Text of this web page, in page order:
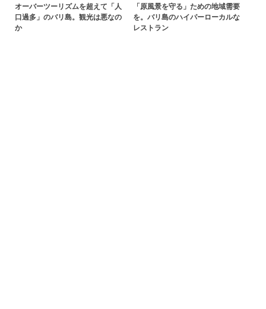
オーバーツーリズムを超えて「人
口過多」のバリ島。観光は悪なの
か
「原風景を守る」ための地域需要
を。バリ島のハイパーローカルな
レストラン